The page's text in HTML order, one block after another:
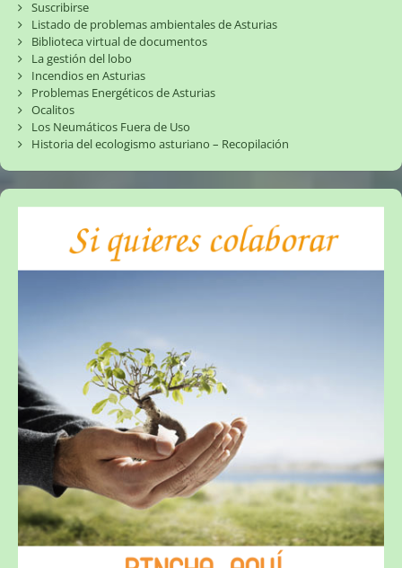
Suscribirse
Listado de problemas ambientales de Asturias
Biblioteca virtual de documentos
La gestión del lobo
Incendios en Asturias
Problemas Energéticos de Asturias
Ocalitos
Los Neumáticos Fuera de Uso
Historia del ecologismo asturiano – Recopilación